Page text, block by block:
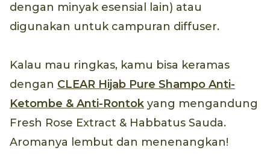
dengan minyak esensial lain) atau
digunakan untuk campuran diffuser.
Kalau mau ringkas, kamu bisa keramas
dengan CLEAR Hijab Pure Shampo Anti-
Ketombe & Anti-Rontok yang mengandung
Fresh Rose Extract & Habbatus Sauda.
Aromanya lembut dan menenangkan!